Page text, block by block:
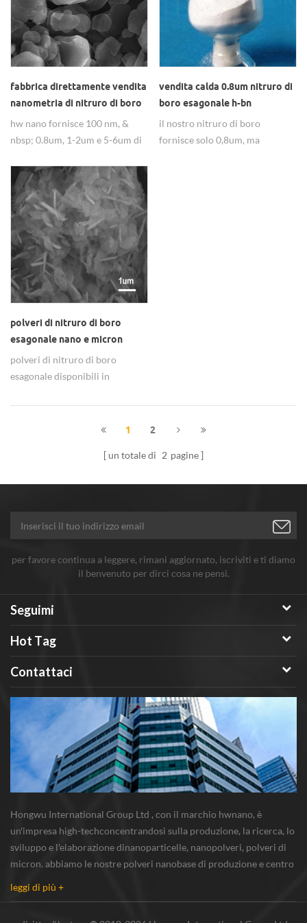
fabbrica direttamente vendita
nanometria di nitruro di boro
di hbn, 100nm, 99,8%
hw nano fornisce 100 nm, &
nbsp; 0.8um, 1-2um e 5-6um di
nanopolveri, ampiamente usati
come lubrificanti.
vendita calda 0.8um nitruro di
boro esagonale h-bn
lubrificante in polvere
il nostro nitruro di boro
fornisce solo 0,8um, ma
polveri di nitruro di boro
esagonale nano e micron
polveri di nitruro di boro
esagonale disponibili in
99% + purezza.
1 2
un totale di 2 pagine
per favore continua a leggere, rimani aggiornato, iscriviti e ti diamo
il benvenuto per dirci cosa ne pensi.
Seguimi
Hot Tag
Contattaci
Hongwu International Group Ltd , con il marchio hwnano, è
un'impresa high-techconcentrandosi sulla produzione, la ricerca, lo
sviluppo e l'elaborazione dinanoparticelle, nanopolveri, polveri di
micron. abbiamo le nostre polveri nanobase di produzione e centro
leggi di più +